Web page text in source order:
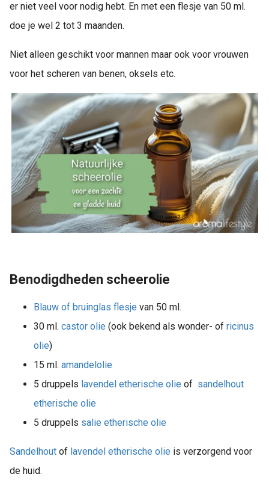
er niet veel voor nodig hebt. En met een flesje van 50 ml.
doe je wel 2 tot 3 maanden.
Niet alleen geschikt voor mannen maar ook voor vrouwen
voor het scheren van benen, oksels etc.
Benodigdheden scheerolie
Blauw of bruinglas flesje van 50 ml.
30 ml. castor olie (ook bekend als wonder- of ricinus
olie)
15 ml. amandelolie
5 druppels lavendel etherische olie of sandelhout
etherische olie
5 druppels salie etherische olie
Sandelhout of lavendel etherische olie is verzorgend voor
de huid.